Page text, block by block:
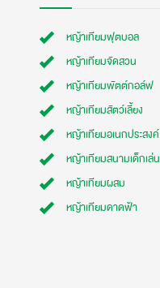
หญ้าเทียมฟุตบอล
หญ้าเทียมจัดสวน
หญ้าเทียมพัตต์กอล์ฟ
หญ้าเทียมสัตว์เลี้ยง
หญ้าเทียมอเนกประสงค์
หญ้าเทียมสนามเด็กเล่น
หญ้าเทียมผสม
หญ้าเทียมดาดฟ้า